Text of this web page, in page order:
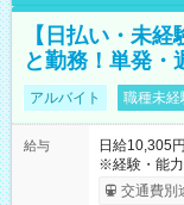
【日払い・未
と勤務！単発・
アルバイト 職種未経
給与
日給10,305
※経験・能力等
間】試用期
交通費別